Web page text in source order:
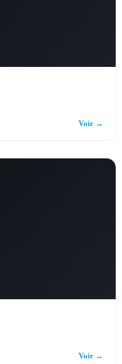
Voir →
Voir →